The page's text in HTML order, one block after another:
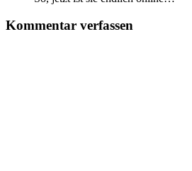
Kommentar verfassen